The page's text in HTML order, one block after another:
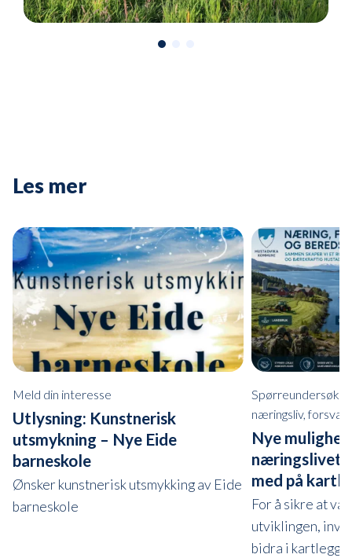
Les mer
Meld din interesse
Utlysning: Kunstnerisk
utsmykning – Nye Eide
barneskole
Ønsker kunstnerisk utsmykking av Eide
barneskole
næringsliv, forsvar
Nye
næringslivet i
med på
For å sikre at
utviklingen,
bidra i